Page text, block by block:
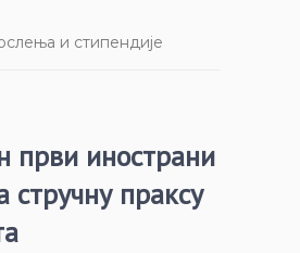
и стипендије
први инострани
стручну праксу